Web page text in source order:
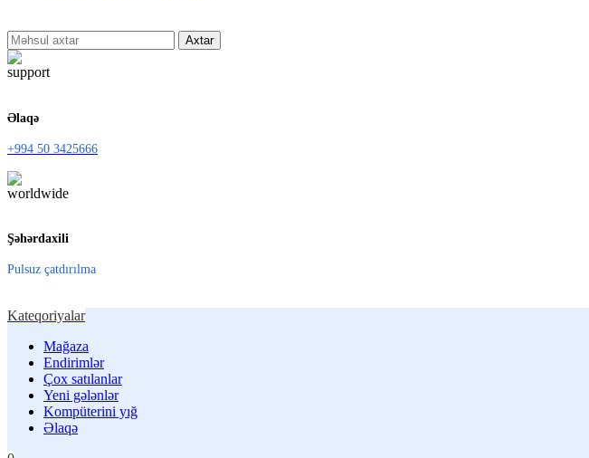
Axtar
Əlaqə
+994 50 3425666
Şəhərdaxili
Pulsuz çatdırılma
Kateqoriyalar
Mağaza
Endirimlər
Çox satılanlar
Yeni gələnlər
Kompüterini yığ
Əlaqə